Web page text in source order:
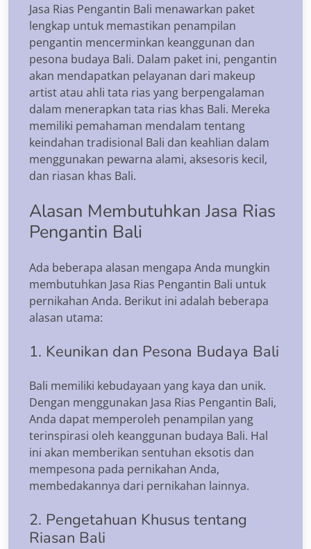
Jasa Rias Pengantin Bali menawarkan paket
lengkap untuk memastikan penampilan
pengantin mencerminkan keanggunan dan
pesona budaya Bali. Dalam paket ini, pengantin
akan mendapatkan pelayanan dari makeup
artist atau ahli tata rias yang berpengalaman
dalam menerapkan tata rias khas Bali. Mereka
memiliki pemahaman mendalam tentang
keindahan tradisional Bali dan keahlian dalam
menggunakan pewarna alami, aksesoris kecil,
dan riasan khas Bali.
Alasan Membutuhkan Jasa Rias
Pengantin Bali
Ada beberapa alasan mengapa Anda mungkin
membutuhkan Jasa Rias Pengantin Bali untuk
pernikahan Anda. Berikut ini adalah beberapa
alasan utama:
1. Keunikan dan Pesona Budaya Bali
Bali memiliki kebudayaan yang kaya dan unik.
Dengan menggunakan Jasa Rias Pengantin Bali,
Anda dapat memperoleh penampilan yang
terinspirasi oleh keanggunan budaya Bali. Hal
ini akan memberikan sentuhan eksotis dan
mempesona pada pernikahan Anda,
membedakannya dari pernikahan lainnya.
2. Pengetahuan Khusus tentang
Riasan Bali